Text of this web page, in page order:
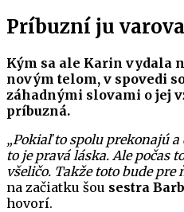
Príbuzní ju
Kým sa ale Karin vydala
novým telom, v spovedi
záhadnými slovami o jej
príbuzná.
„Pokiaľ to spolu prekonajú
to je pravá láska. Ale počas
všeličo. Takže toto bude pre
na začiatku šou sestra
hovorí.